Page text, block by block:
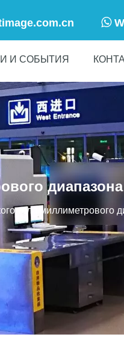

И СОБЫТИЯ
диапазона
тела миллиметрового